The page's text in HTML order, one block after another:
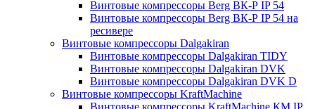
Винтовые компрессоры Berg ВК-Р IP 54
Винтовые компрессоры Berg ВК-Р IP 54 на
ресивере
Винтовые компрессоры Dalgakiran
Винтовые компрессоры Dalgakiran TIDY
Винтовые компрессоры Dalgakiran DVK
Винтовые компрессоры Dalgakiran DVK D
Винтовые компрессоры KraftMachine
Винтовые компрессоры KraftMachine КМ IP